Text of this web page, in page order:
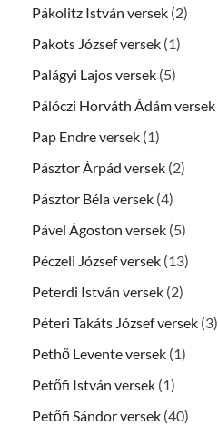
Pákolitz István versek (2)
Pakots József versek (1)
Palágyi Lajos versek (5)
Pálóczi Horváth Ádám versek
Pap Endre versek (1)
Pásztor Árpád versek (2)
Pásztor Béla versek (4)
Pável Ágoston versek (5)
Péczeli József versek (13)
Peterdi István versek (2)
Péteri Takáts József versek (3)
Pethő Levente versek (1)
Petőfi István versek (1)
Petőfi Sándor versek (40)